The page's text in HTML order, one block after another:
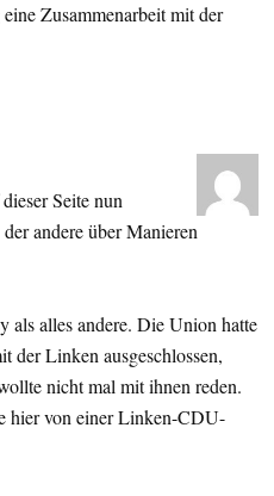
Zusammenarbeit mit der
Seite nun
andere über Manieren
als alles andere. Die Union hatte
der Linken ausgeschlossen,
nicht mal mit ihnen reden.
hier von einer Linken-CDU-